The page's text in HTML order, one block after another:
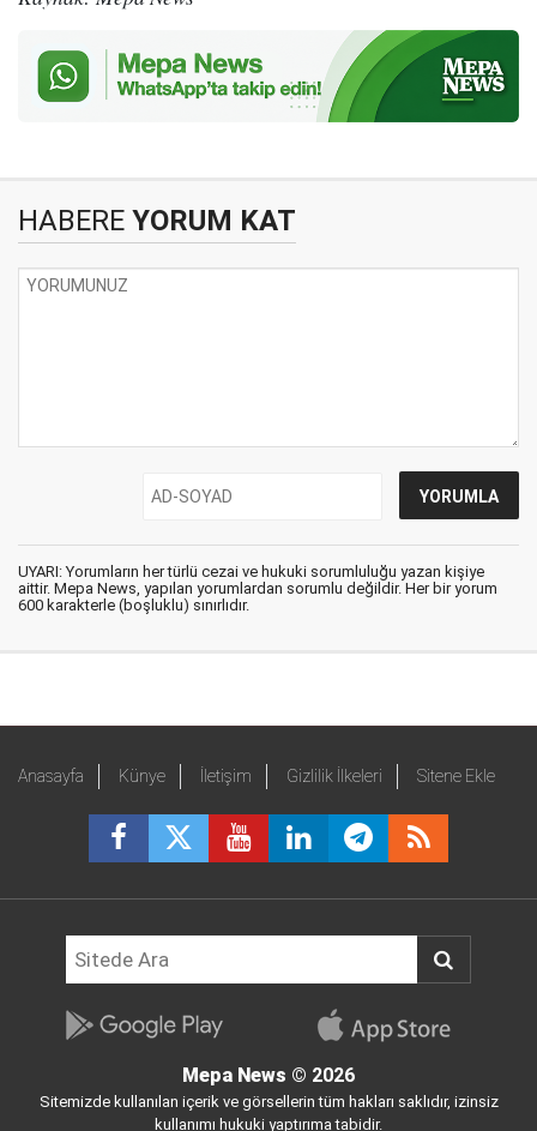
HABERE YORUM KAT
UYARI: Yorumların her türlü cezai ve hukuki sorumluluğu yazan kişiye
aittir. Mepa News, yapılan yorumlardan sorumlu değildir. Her bir yorum
600 karakterle (boşluklu) sınırlıdır.
Anasayfa Künye İletişim Gizlilik İlkeleri Sitene Ekle
Mepa News © 2026
Sitemizde kullanılan içerik ve görsellerin tüm hakları saklıdır, izinsiz
kullanımı hukuki yaptırıma tabidir.